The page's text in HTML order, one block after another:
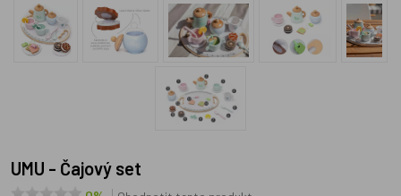
UMU - Čajový set